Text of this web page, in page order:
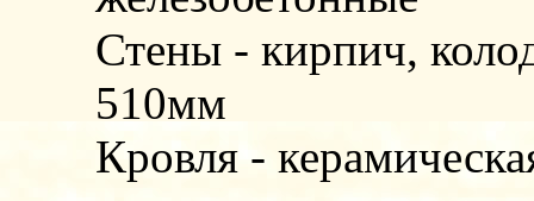
Стены - кирпич,
510мм
Кровля -